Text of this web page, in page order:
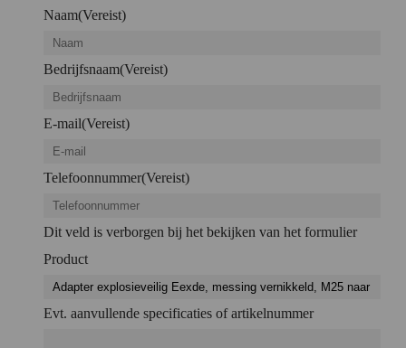
Naam(Vereist)
Bedrijfsnaam(Vereist)
E-mail(Vereist)
Telefoonnummer(Vereist)
Dit veld is verborgen bij het bekijken van het formulier
Product
Evt. aanvullende specificaties of artikelnummer